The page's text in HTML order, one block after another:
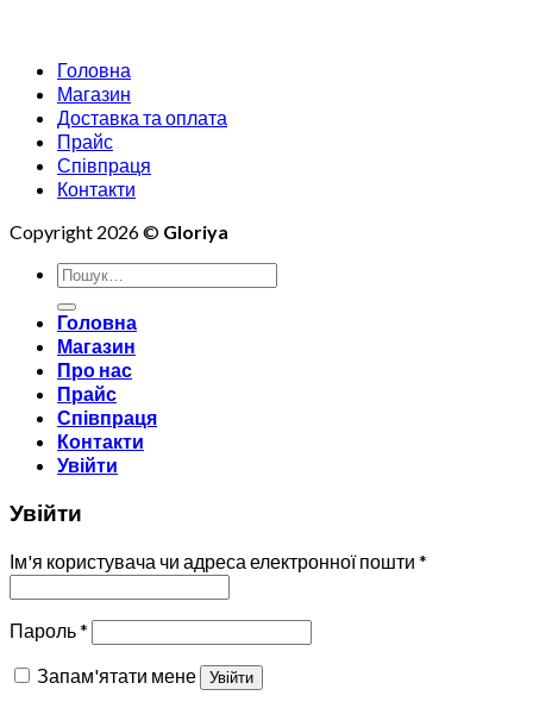
Головна
Магазин
Доставка та оплата
Прайс
Співпраця
Контакти
Copyright 2026 © Gloriya
Шукати:
Головна
Магазин
Про нас
Прайс
Співпраця
Контакти
Увійти
Увійти
Ім'я користувача чи адреса електронної пошти *
Пароль*
Запам'ятати мене
Увійти